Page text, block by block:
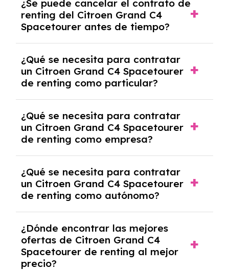
tendrás que pagar ningún tipo de entrada
salvo en casos que lo exija el proveedor
debido al resultado del estudio de viabilidad
económica.
¿Se puede cancelar el contrato de
renting del Citroen Grand C4
Spacetourer antes de tiempo?
pero puede haber penalizaciones por
cancelación anticipada. Es importante revisar
las condiciones del contrato y hablar con un
experto que te asesore.
¿Qué se necesita para contratar
un Citroen Grand C4 Spacetourer
de renting como particular?
y, en algunos casos, una consulta de solvencia
crediticia y un pago inicial.
¿Qué se necesita para contratar
un Citroen Grand C4 Spacetourer
de renting como empresa?
documentación financiera y, en algunos
casos, un informe de solvencia de la empresa
y un pago inicial.
¿Qué se necesita para contratar
un Citroen Grand C4 Spacetourer
de renting como autónomo?
autónomos, justificante de ingresos y, en
algunos casos, un informe fiscal y un pago
inicial.
¿Dónde encontrar las mejores
ofertas de Citroen Grand C4
Spacetourer de renting al mejor
precio?